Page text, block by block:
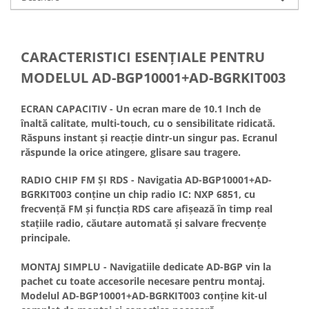
Camere marșarier auto
Camere Skoda
Camere Volkswagen
Camere Mercedes Benz
Camere BMW
Camere Ford
Camere Opel
Camere Iveco
CARACTERISTICI ESENŢIALE PENTRU
MODELUL AD-BGP10001+AD-BGRKIT003
ECRAN CAPACITIV - Un ecran mare de 10.1 Inch de
înaltă calitate, multi-touch, cu o sensibilitate ridicată.
Răspuns instant și reacție dintr-un singur pas. Ecranul
răspunde la orice atingere, glisare sau tragere.
RADIO CHIP FM ȘI RDS - Navigatia AD-BGP10001+AD-
BGRKIT003 conține un chip radio IC: NXP 6851, cu
frecvență FM și funcția RDS care afișează în timp real
stațiile radio, căutare automată și salvare frecvențe
principale.
MONTAJ SIMPLU - Navigatiile dedicate AD-BGP vin la
pachet cu toate accesorile necesare pentru montaj.
Modelul AD-BGP10001+AD-BGRKIT003 conține kit-ul